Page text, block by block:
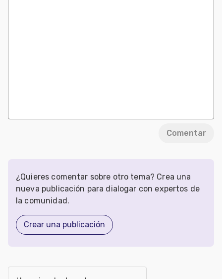
Comentar
¿Quieres comentar sobre otro tema? Crea una
nueva publicación para dialogar con expertos de
la comunidad.
Crear una publicación